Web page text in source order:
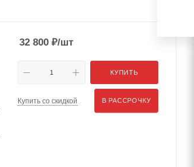
32 800 ₽/шт
КУПИТЬ
Купить со скидкой В РАССРОЧКУ